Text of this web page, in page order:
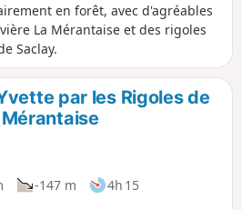
en forêt, avec d'agréables
La Mérantaise et des rigoles
Saclay.
par les Rigoles de
-147 m
4h 15